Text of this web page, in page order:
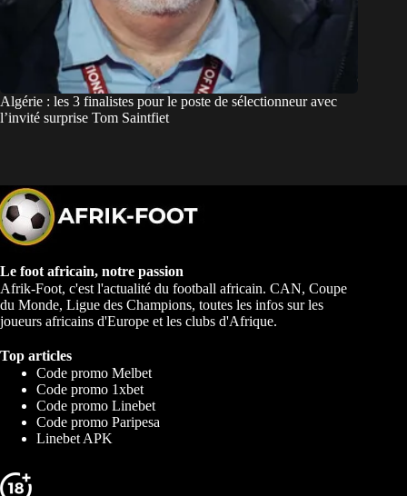
Algérie : les 3 finalistes pour le poste de sélectionneur avec
l’invité surprise Tom Saintfiet
Le foot africain, notre passion
Afrik-Foot, c'est l'actualité du football africain. CAN, Coupe
du Monde, Ligue des Champions, toutes les infos sur les
joueurs africains d'Europe et les clubs d'Afrique.
Top articles
Code promo Melbet
Code promo 1xbet
Code promo Linebet
Code promo Paripesa
Linebet APK